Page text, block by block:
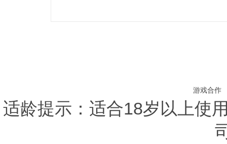
游戏合作
适龄提示：适合18岁以上使